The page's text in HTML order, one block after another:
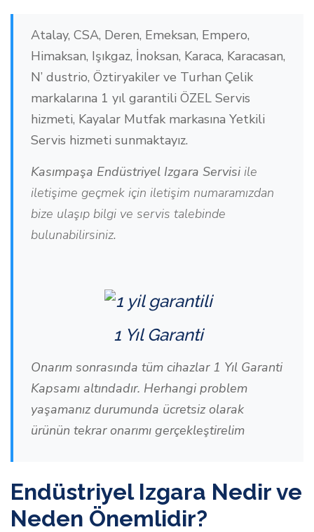
Atalay, CSA, Deren, Emeksan, Empero,
Himaksan, Işıkgaz, İnoksan, Karaca, Karacasan,
N’ dustrio, Öztiryakiler ve Turhan Çelik
markalarına 1 yıl garantili ÖZEL Servis
hizmeti, Kayalar Mutfak markasına Yetkili
Servis hizmeti sunmaktayız.
Kasımpaşa Endüstriyel Izgara Servisi ile
iletişime geçmek için iletişim numaramızdan
bize ulaşıp bilgi ve servis talebinde
bulunabilirsiniz.
1 Yıl Garanti
Onarım sonrasında tüm cihazlar 1 Yıl Garanti
Kapsamı altındadır. Herhangi problem
yaşamanız durumunda ücretsiz olarak
ürünün tekrar onarımı gerçekleştirelim
Endüstriyel Izgara Nedir ve
Neden Önemlidir?